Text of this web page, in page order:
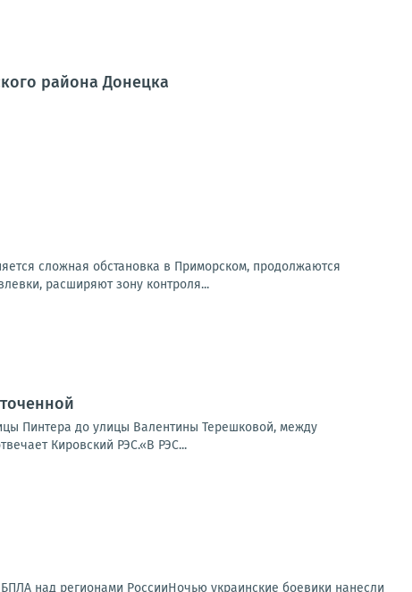
района Донецка
сложная обстановка в Приморском, продолжаются
расширяют зону контроля...
Пинтера до улицы Валентины Терешковой, между
Кировский РЭС.«В РЭС...
над регионами РоссииНочью украинские боевики нанесли